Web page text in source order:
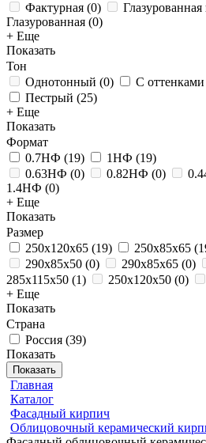
Фактурная (0)
Глазурованная (0)
+ Еще
Показать
Тон
Однотонный (0) С оттенками
Пестрый (25)
+ Еще
Показать
Формат
0.7НФ (19) 1НФ (19)
0.63НФ (0) 0.82НФ (0)
1.4НФ (0)
+ Еще
Показать
Размер
250x120x65 (19) 250x85x65 (
290x85x50 (0) 290x85x65 (0)
285x115x50 (1) 250x120x50 (0)
+ Еще
Показать
Страна
Россия (39)
Показать
Показать
Главная
Каталог
Фасадный кирпич
Облицовочный керамический